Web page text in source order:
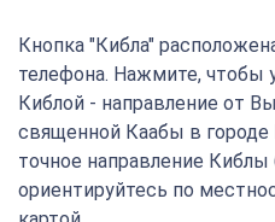
Кнопка "Кибла"
телефона. Нажмите, чтобы
Киблой - направление от
священной Каабы в
точное направление Киблы
ориентируйтесь по